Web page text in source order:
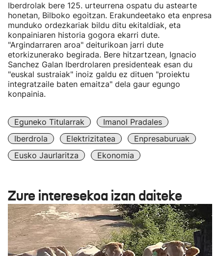
Iberdrolak bere 125. urteurrena ospatu du astearte
honetan, Bilboko egoitzan. Erakundeetako eta enpresa
munduko ordezkariak bildu ditu ekitaldiak, eta
konpainiaren historia gogora ekarri dute.
"Argindarraren aroa" deiturikoan jarri dute
etorkizunerako begirada. Bere hitzartzean, Ignacio
Sanchez Galan Iberdrolaren presidenteak esan du
"euskal sustraiak" inoiz galdu ez dituen "proiektu
integratzaile baten emaitza" dela gaur egungo
konpainia.
Eguneko Titularrak
Imanol Pradales
Iberdrola
Elektrizitatea
Enpresaburuak
Eusko Jaurlaritza
Ekonomia
Zure interesekoa izan daiteke